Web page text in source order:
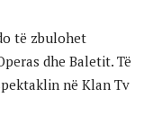
të zbulohet
dhe Baletit. Të
në Klan Tv